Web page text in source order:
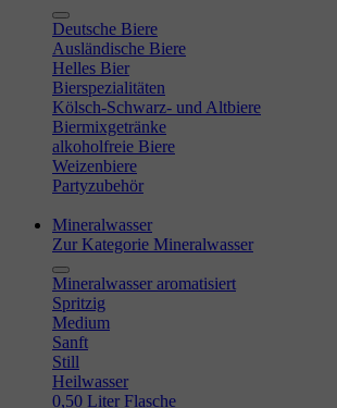
Deutsche Biere
Ausländische Biere
Helles Bier
Bierspezialitäten
Kölsch-Schwarz- und Altbiere
Biermixgetränke
alkoholfreie Biere
Weizenbiere
Partyzubehör
Mineralwasser
Zur Kategorie Mineralwasser
Mineralwasser aromatisiert
Spritzig
Medium
Sanft
Still
Heilwasser
0,50 Liter Flasche